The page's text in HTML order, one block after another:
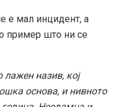
е мал инцидент, а
пример што ни се
лажен назив, кој
основа, и нивното